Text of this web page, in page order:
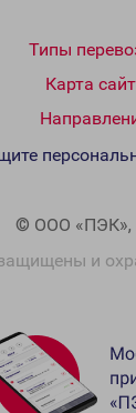
Типы
Карта
© ООО «ПЭК»,
и